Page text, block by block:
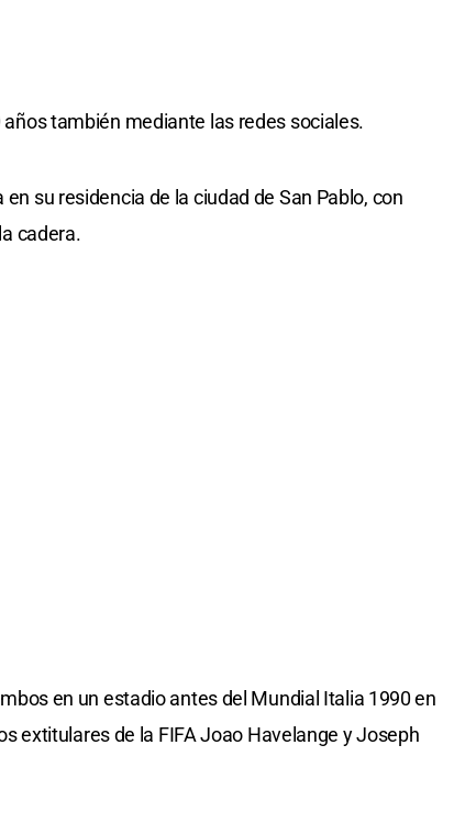
también mediante las redes sociales.
su residencia de la ciudad de San Pablo, con
cadera.
en un estadio antes del Mundial Italia 1990 en
extitulares de la FIFA Joao Havelange y Joseph